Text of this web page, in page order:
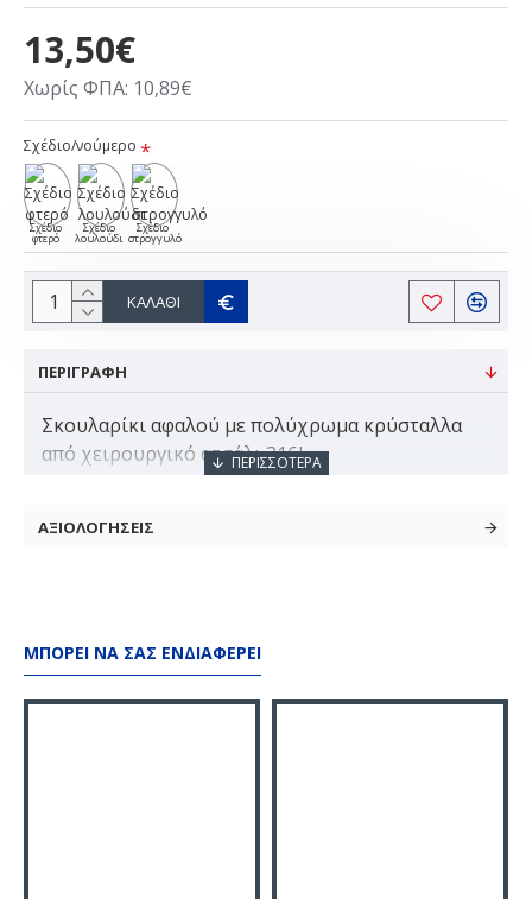
13,50€
Χωρίς ΦΠΑ: 10,89€
Σχέδιο/νούμερο
Σχέδιο
φτερό
Σχέδιο
λουλούδι
Σχέδιο
στρογγυλό
ΚΑΛΆΘΙ
ΠΕΡΙΓΡΑΦΗ
Σκουλαρίκι αφαλού με πολύχρωμα κρύσταλλα
από χειρουργικό ατσάλι 316L
ΑΞΙΟΛΟΓΗΣΕΙΣ
ΜΠΟΡΕΊ ΝΑ ΣΑΣ ΕΝΔΙΑΦΈΡΕΙ